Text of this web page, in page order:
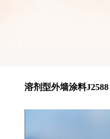
溶剂型外墙涂料J2588